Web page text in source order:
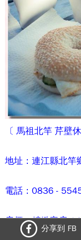
〔 馬祖北竿 芹壁
地址：連江縣北竿
電話：0836 -
房價：精緻客房
元、海景房 1800
分享到 FB